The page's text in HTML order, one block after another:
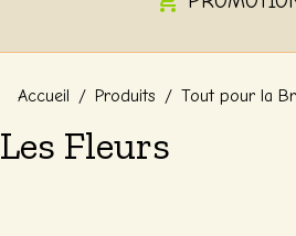
Accueil Produits Tout pour la
Les Fleurs